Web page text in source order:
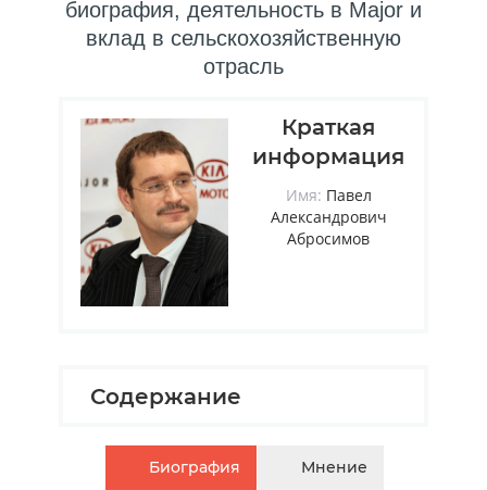
биография, деятельность в Major и
вклад в сельскохозяйственную
отрасль
Краткая
информация
Имя: Павел
Александрович
Абросимов
Содержание
Биография Мнение